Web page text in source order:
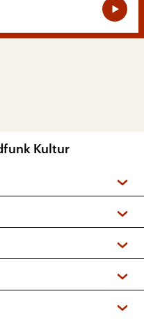
Kultur